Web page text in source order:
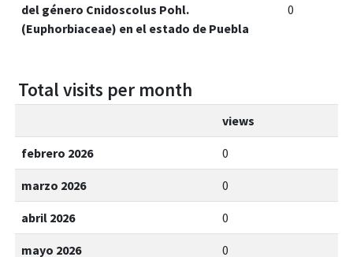
del género Cnidoscolus Pohl.
(Euphorbiaceae) en el estado de Puebla
0
Total visits per month
views
febrero 2026 0
marzo 2026 0
abril 2026 0
mayo 2026 0